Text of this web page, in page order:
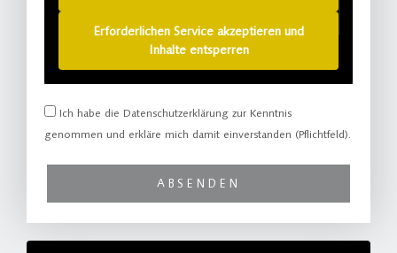
Erforderlichen Service akzeptieren und
Inhalte entsperren
Ich habe die Datenschutzerklärung zur Kenntnis
genommen und erkläre mich damit einverstanden (Pflichtfeld).
ABSENDEN